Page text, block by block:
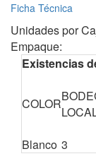
Ficha Técnica
Unidades por
Empaque:
Existencias
COLOR
Blanco 3